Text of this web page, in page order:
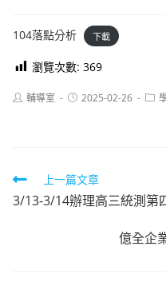
104落點分析 下載
瀏覽次數: 369
Post輔導室
Post2025-02-26
Post
Read
more
上一篇文章
3/13-3/14辦理高三統測第
億全企